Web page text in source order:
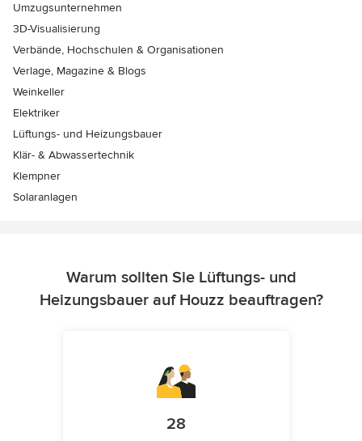
Umzugsunternehmen
3D-Visualisierung
Verbände, Hochschulen & Organisationen
Verlage, Magazine & Blogs
Weinkeller
Elektriker
Lüftungs- und Heizungsbauer
Klär- & Abwassertechnik
Klempner
Solaranlagen
Warum sollten Sie Lüftungs- und
Heizungsbauer auf Houzz beauftragen?
28